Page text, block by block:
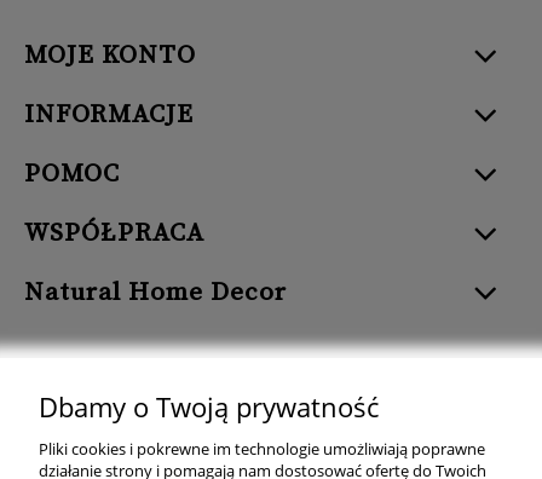
MOJE KONTO
INFORMACJE
POMOC
WSPÓŁPRACA
Natural Home Decor
Natural Home Decor | E-mail: sklep at naturalhomedecor.pl | Tel.:
507 707 299 | NIP: 7971800592 | REGON: 381429127
Dbamy o Twoją prywatność
Pliki cookies i pokrewne im technologie umożliwiają poprawne
działanie strony i pomagają nam dostosować ofertę do Twoich